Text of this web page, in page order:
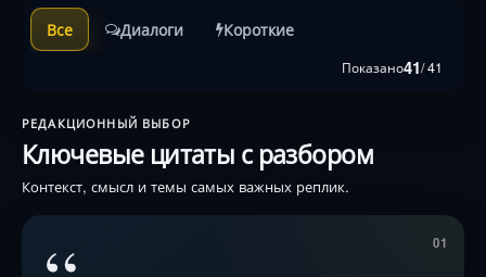
Все Диалоги Короткие
Показано41/ 41
РЕДАКЦИОННЫЙ ВЫБОР
Ключевые цитаты с разбором
Контекст, смысл и темы самых важных реплик.
01